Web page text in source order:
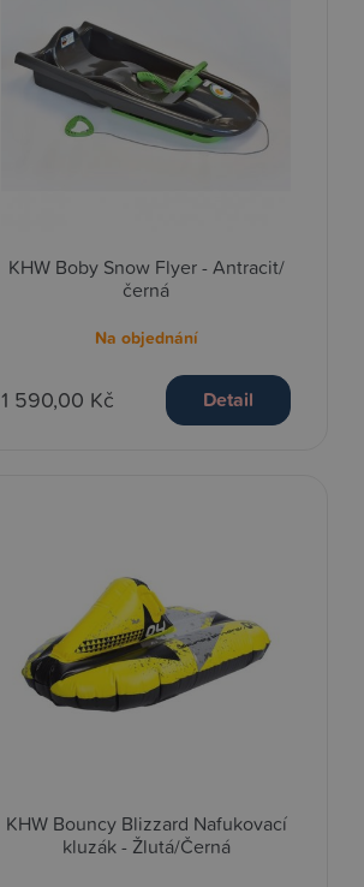
KHW Boby Snow Flyer - Antracit/
černá
Na objednání
1 590,00 Kč Detail
KHW Bouncy Blizzard Nafukovací
kluzák - Žlutá/Černá